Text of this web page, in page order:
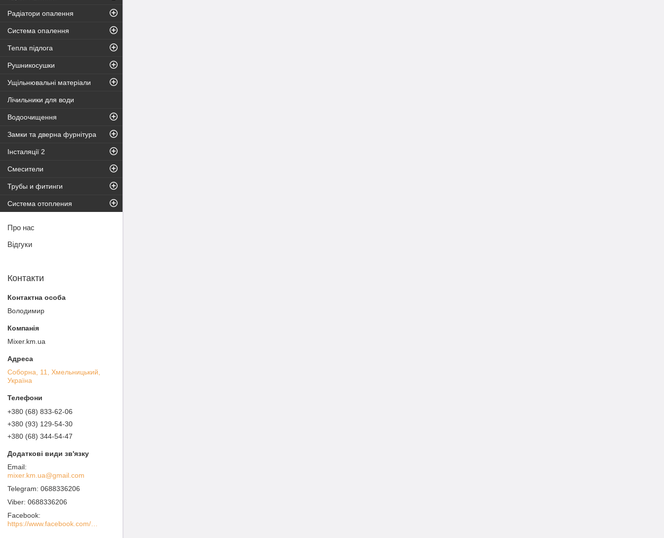
Радіатори опалення
Система опалення
Тепла підлога
Рушникосушки
Ущільнювальні матеріали
Лічильники для води
Водоочищення
Замки та дверна фурнітура
Інсталяції 2
Смесители
Трубы и фитинги
Система отопления
Про нас
Відгуки
Контакти
Володимир
Mixer.km.ua
Соборна, 11, Хмельницький,
Україна
+380 (68) 833-62-06
+380 (93) 129-54-30
+380 (68) 344-54-47
mixer.km.ua@gmail.com
0688336206
0688336206
Facebook